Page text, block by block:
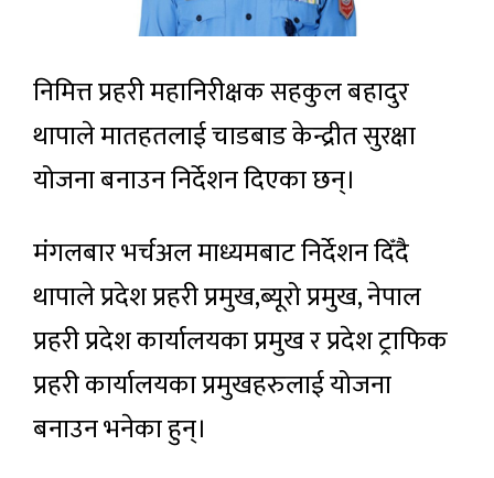
निमित्त प्रहरी महानिरीक्षक सहकुल बहादुर
थापाले मातहतलाई चाडबाड केन्द्रीत सुरक्षा
योजना बनाउन निर्देशन दिएका छन्।
मंगलबार भर्चअल माध्यमबाट निर्देशन दिँदै
थापाले प्रदेश प्रहरी प्रमुख,ब्यूरो प्रमुख, नेपाल
प्रहरी प्रदेश कार्यालयका प्रमुख र प्रदेश ट्राफिक
प्रहरी कार्यालयका प्रमुखहरुलाई योजना
बनाउन भनेका हुन्।